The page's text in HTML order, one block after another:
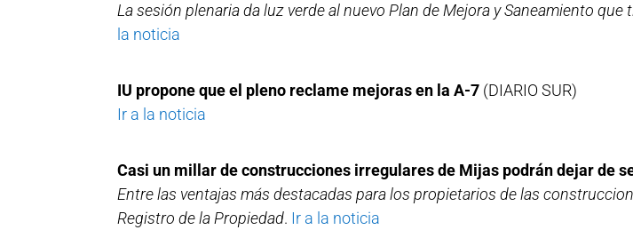
La sesión plenaria da luz verde al nuevo Plan de Mejora y Saneamiento
la noticia
IU propone que el pleno reclame mejoras en la A-7 (DIARIO SUR)
Ir a la noticia
Casi un millar de construcciones irregulares de Mijas podrán dejar de
Entre las ventajas más destacadas para los propietarios de las
Registro de la Propiedad. Ir a la noticia